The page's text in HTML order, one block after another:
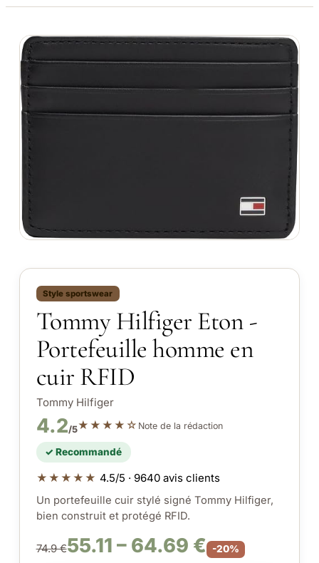
Style sportswear
Tommy Hilfiger Eton -
Portefeuille homme en
cuir RFID
Tommy Hilfiger
4.2/5★★★★☆ Note de la rédaction
✓ Recommandé
★★★★★ 4.5/5 · 9640 avis clients
Un portefeuille cuir stylé signé Tommy Hilfiger,
bien construit et protégé RFID.
74.9 €55.11 – 64.69 € -20%